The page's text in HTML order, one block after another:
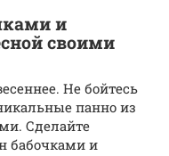
и
своими
Не бойтесь
панно из
Сделайте
бабочками и